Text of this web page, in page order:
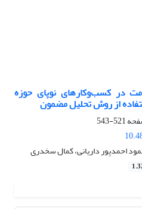
در کسب‌وکارهای نوپای حوزه
از روش تحلیل مضمون
521-543
احمدپور داریانی، کمال سخدری